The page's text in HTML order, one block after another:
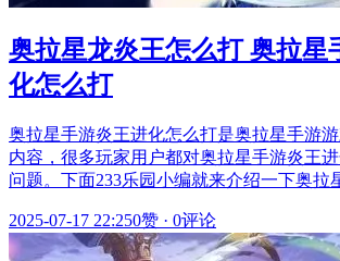
奥拉星龙炎王怎么打 奥拉星
化怎么打
奥拉星手游炎王进化怎么打是奥拉星手游
内容，很多玩家用户都对奥拉星手游炎王
问题。下面233乐园小编就来介绍一下奥
2025-07-17 22:250赞 · 0评论